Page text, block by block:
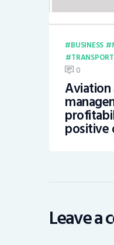
BUSINESS
TRANSPORT
0
Leave a